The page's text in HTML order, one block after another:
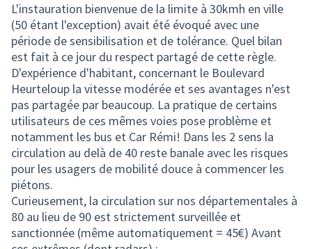
L'instauration bienvenue de la limite à 30kmh en ville
(50 étant l'exception) avait été évoqué avec une
période de sensibilisation et de tolérance. Quel bilan
est fait à ce jour du respect partagé de cette règle.
D'expérience d'habitant, concernant le Boulevard
Heurteloup la vitesse modérée et ses avantages n'est
pas partagée par beaucoup. La pratique de certains
utilisateurs de ces mêmes voies pose problème et
notamment les bus et Car Rémi! Dans les 2 sens la
circulation au delà de 40 reste banale avec les risques
pour les usagers de mobilité douce à commencer les
piétons.
Curieusement, la circulation sur nos départementales à
80 au lieu de 90 est strictement surveillée et
sanctionnée (même automatiquement = 45€) Avant